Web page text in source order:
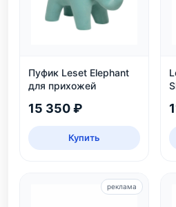
Пуфик Leset Elephant
для прихожей
15 350 ₽
Купить
реклама